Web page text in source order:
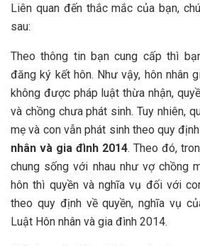
Liên quan đến thắc mắc của bạn,
sau:
Theo thông tin bạn cung cấp thì
đăng ký kết hôn. Như vậy, hôn nhân
không được pháp luật thừa nhận,
và chồng chưa phát sinh. Tuy nhiên,
mẹ và con vẫn phát sinh theo quy
nhân và gia đình 2014. Theo đó,
chung sống với nhau như vợ chồng
hôn thì quyền và nghĩa vụ đối với
theo quy định về quyền, nghĩa vụ
Luật Hôn nhân và gia đình 2014.